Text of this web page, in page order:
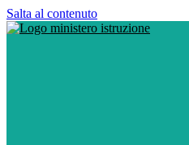
Salta al contenuto